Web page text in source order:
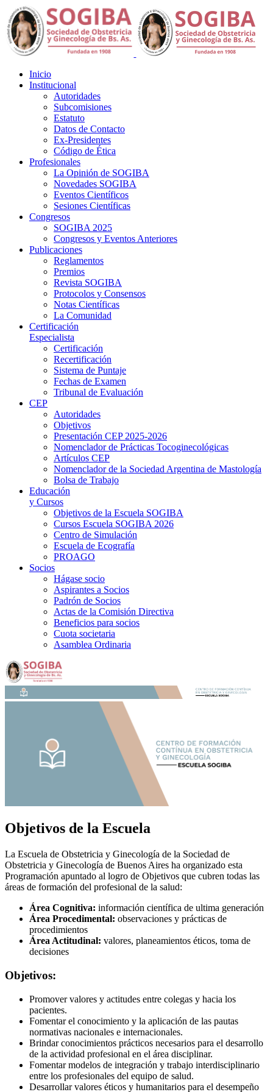
Inicio
Institucional
Autoridades
Subcomisiones
Estatuto
Datos de Contacto
Ex-Presidentes
Código de Ética
Profesionales
La Opinión de SOGIBA
Novedades SOGIBA
Eventos Científicos
Sesiones Científicas
Congresos
SOGIBA 2025
Congresos y Eventos Anteriores
Publicaciones
Reglamentos
Premios
Revista SOGIBA
Protocolos y Consensos
Notas Científicas
La Comunidad
Certificación
Especialista
Certificación
Recertificación
Sistema de Puntaje
Fechas de Examen
Tribunal de Evaluación
CEP
Autoridades
Objetivos
Presentación CEP 2025-2026
Nomenclador de Prácticas Tocoginecológicas
Artículos CEP
Nomenclador de la Sociedad Argentina de Mastología
Bolsa de Trabajo
Educación
y Cursos
Objetivos de la Escuela SOGIBA
Cursos Escuela SOGIBA 2026
Centro de Simulación
Escuela de Ecografía
PROAGO
Socios
Hágase socio
Aspirantes a Socios
Padrón de Socios
Actas de la Comisión Directiva
Beneficios para socios
Cuota societaria
Asamblea Ordinaria
Objetivos de la Escuela
La Escuela de Obstetricia y Ginecología de la Sociedad de
Obstetricia y Ginecología de Buenos Aires ha organizado esta
Programación apuntado al logro de Objetivos que cubren todas las
áreas de formación del profesional de la salud:
Área Cognitiva: información científica de ultima generación
Área Procedimental: observaciones y prácticas de
procedimientos
Área Actitudinal: valores, planeamientos éticos, toma de
decisiones
Objetivos:
Promover valores y actitudes entre colegas y hacia los
pacientes.
Fomentar el conocimiento y la aplicación de las pautas
normativas nacionales e internacionales.
Brindar conocimientos prácticos necesarios para el desarrollo
de la actividad profesional en el área disciplinar.
Fomentar modelos de integración y trabajo interdisciplinario
entre los profesionales del equipo de salud.
Desarrollar valores éticos y humanitarios para el desempeño